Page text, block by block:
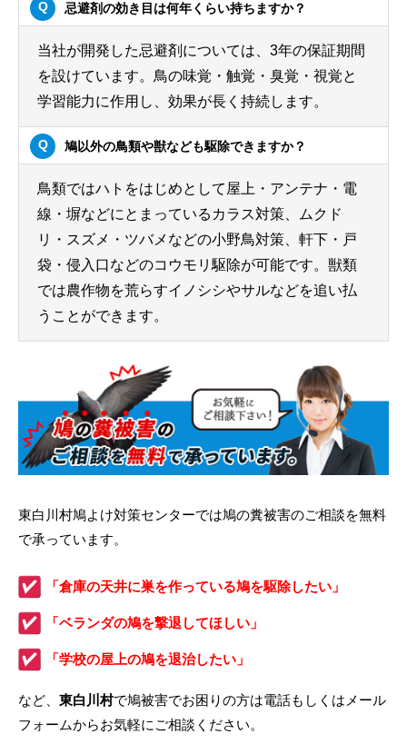
忌避剤の効き目は何年くらい持ちますか？
当社が開発した忌避剤については、3年の保証期間
を設けています。鳥の味覚・触覚・臭覚・視覚と
学習能力に作用し、効果が長く持続します。
鳩以外の鳥類や獣なども駆除できますか？
鳥類ではハトをはじめとして屋上・アンテナ・電
線・塀などにとまっているカラス対策、ムクド
リ・スズメ・ツバメなどの小野鳥対策、軒下・戸
袋・侵入口などのコウモリ駆除が可能です。獣類
では農作物を荒らすイノシシやサルなどを追い払
うことができます。
東白川村鳩よけ対策センターでは鳩の糞被害のご相談を無料
で承っています。
「倉庫の天井に巣を作っている鳩を駆除したい」
「ベランダの鳩を撃退してほしい」
「学校の屋上の鳩を退治したい」
など、 東白川村で鳩被害でお困りの方は電話もしくはメール
フォームからお気軽にご相談ください。